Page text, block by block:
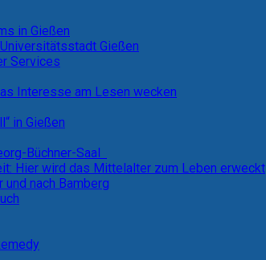
in Gießen
Gießen
Services
Interesse am Lesen wecken
in Gießen
Büchner-Saal
Hier wird das Mittelalter zum Leben erweckt
nach Bamberg